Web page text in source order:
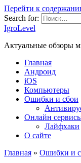
Перейти к
Search for:
IgroLevel
Актуальные обзоры
Главная
Андроид
iOS
Компьютеры
Ошибки и сбои
Онлайн
Лайфхаки
О сайте
Главная » Ошибки и